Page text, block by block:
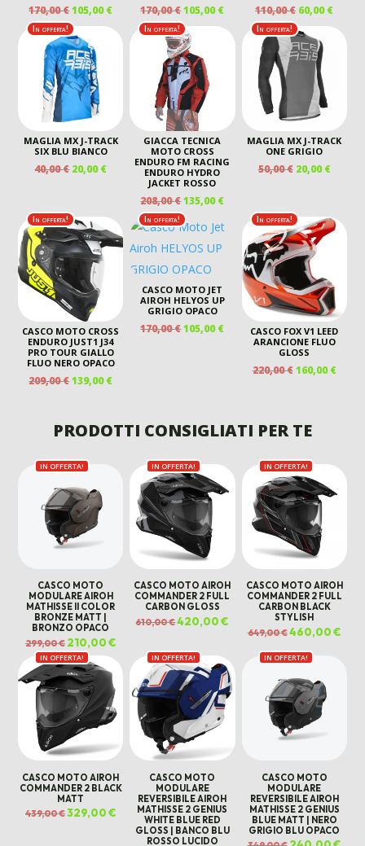
170,00€IL
PREZZO
ORIGINALE
ERA:
170,00 €.
105,00€IL
PREZZO
ATTUALE
170,00€IL
PREZZO
ORIGINALE
ERA:
170,00 €.
105,00€IL
PREZZO
ATTUALE
105,00 €.
110,00€ IL
PREZZO
ORIGINALE
ERA:
110,00 €.
60,00€IL
In offerta!
MAGLIA MX J-TRACK
SIX BLU BIANCO
40,00€ IL
ERA:
40,00 €.
20,00€IL
ATTUALE
20,00 €.
In offerta!
GIACCA TECNICA
MOTO CROSS
ENDURO FM RACING
ENDURO HYDRO
JACKET ROSSO
208,00€IL
PREZZO
ORIGINALE
ERA:
135,00€IL
PREZZO
ATTUALE
135,00 €.
In offerta!
MAGLIA MX J-TRACK
ONE GRIGIO
50,00€ IL
ERA:
50,00 €.
20,00€IL
20,00
In offerta!
CASCO MOTO CROSS
ENDURO JUST1 J34
PRO TOUR GIALLO
FLUO NERO OPACO
209,00€IL
ERA:
209,00 €.
139,00€IL
È:
139,00 €.
In offerta!
CASCO MOTO JET
AIROH HELYOS UP
GRIGIO OPACO
170,00€IL
105,00€IL
PREZZO
In offerta!
CASCO FOX V1 LEED
ARANCIONE FLUO
GLOSS
220,00€ IL
220,00 €.
160,00€IL
PRODOTTI CONSIGLIATI PER TE
IN OFFERTA!
CASCO MOTO
MODULARE AIROH
MATHISSE II COLOR
BRONZE MATT |
BRONZO OPACO
299,00€ Il
prezzo
originale
era:
299,00 €.
210,00€Il
prezzo
attuale
è:
210,00 €.
IN OFFERTA!
CASCO MOTO AIROH
COMMANDER 2 FULL
CARBON GLOSS
610,00€Il
prezzo
610,00 €.
420,00€
prezzo
attuale
420,00 €.
IN OFFERTA!
CASCO MOTO AIROH
COMMANDER 2 FULL
CARBON BLACK
STYLISH
649,00€Il
prezzo
era:
649,00 €.
460,00€Il
IN OFFERTA!
CASCO MOTO AIROH
COMMANDER 2 BLACK
MATT
439,00€ Il
prezzo
329,00€Il
prezzo
attuale
IN OFFERTA!
CASCO MOTO
MODULARE
REVERSIBILE AIROH
MATHISSE 2 GENIUS
WHITE BLUE RED
GLOSS | BANCO BLU
ROSSO LUCIDO
IN OFFERTA!
CASCO MOTO
MODULARE
REVERSIBILE AIROH
MATHISSE 2 GENIUS
BLUE MATT | NERO
GRIGIO BLU OPACO
Il Il